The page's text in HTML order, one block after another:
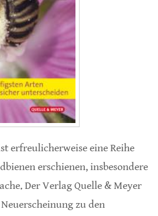
erfreulicherweise eine Reihe
erschienen, insbesondere
Der Verlag Quelle & Meyer
zu den